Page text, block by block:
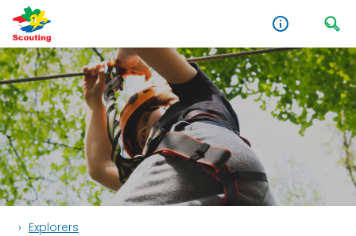
Explorers